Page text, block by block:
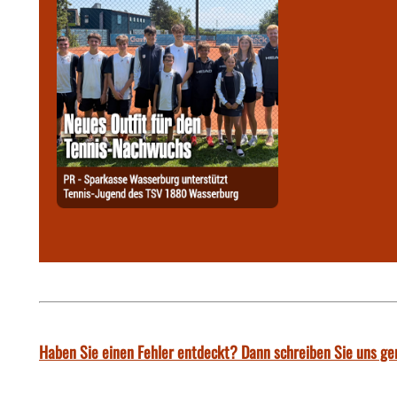
Haben Sie einen Fehler entdeckt? Dann schreiben Sie uns